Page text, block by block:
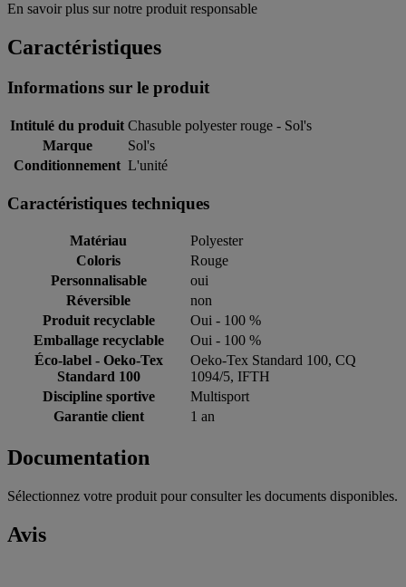
En savoir plus sur notre produit responsable
Caractéristiques
Informations sur le produit
Intitulé du produit Chasuble polyester rouge - Sol's
Marque
Sol's
Conditionnement L'unité
Caractéristiques techniques
Matériau
Polyester
Coloris
Rouge
Personnalisable
oui
Réversible
non
Produit recyclable
Oui - 100 %
Emballage recyclable
Oui - 100 %
Éco-label - Oeko-Tex
Standard 100
Oeko-Tex Standard 100, CQ
1094/5, IFTH
Discipline sportive
Multisport
Garantie client
1 an
Documentation
Sélectionnez votre produit pour consulter les documents disponibles.
Avis